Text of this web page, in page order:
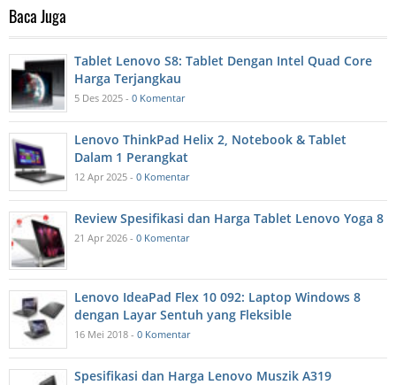
Baca Juga
Tablet Lenovo S8: Tablet Dengan Intel Quad Core
Harga Terjangkau
5 Des 2025 - 0 Komentar
Lenovo ThinkPad Helix 2, Notebook & Tablet
Dalam 1 Perangkat
12 Apr 2025 - 0 Komentar
Review Spesifikasi dan Harga Tablet Lenovo Yoga 8
21 Apr 2026 - 0 Komentar
Lenovo IdeaPad Flex 10 092: Laptop Windows 8
dengan Layar Sentuh yang Fleksible
16 Mei 2018 - 0 Komentar
Spesifikasi dan Harga Lenovo Muszik A319